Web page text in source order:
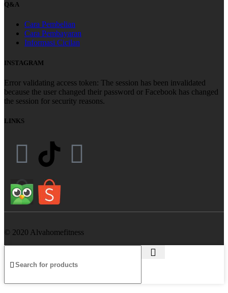
Q&A
Cara Pembelian
Cara Pembayaran
Informasi Cicilan
INSTAGRAM
Error validating access token: The session has been invalidated
because the user changed their password or Facebook has changed
the session for security reasons.
LINKS
© 2020 Alvahomefitness